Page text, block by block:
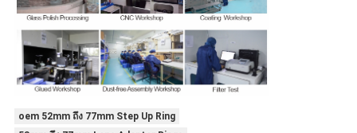
oem 52mm ถึง 77mm Step Up Ring